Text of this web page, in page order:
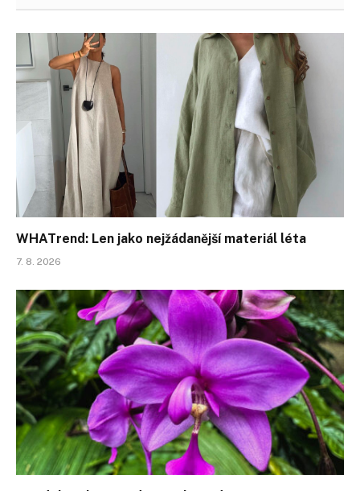
WHATrend: Len jako nejžádanější materiál léta
7. 8. 2026